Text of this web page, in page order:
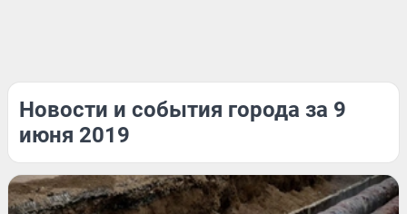
Новости и события города за 9
июня 2019